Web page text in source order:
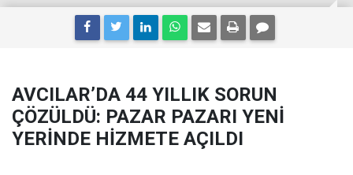
AVCILAR’DA 44 YILLIK SORUN
ÇÖZÜLDÜ: PAZAR PAZARI YENİ
YERİNDE HİZMETE AÇILDI